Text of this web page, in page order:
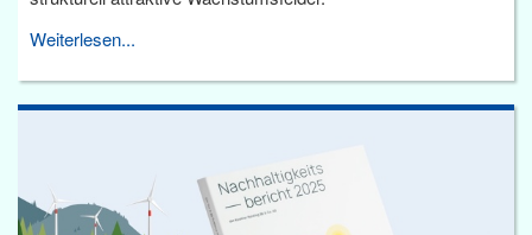
Weiterlesen...